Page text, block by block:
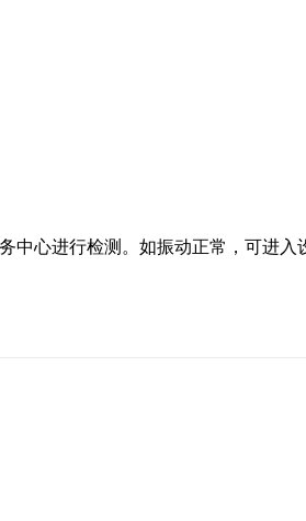
中心进行检测。如振动正常，可进入